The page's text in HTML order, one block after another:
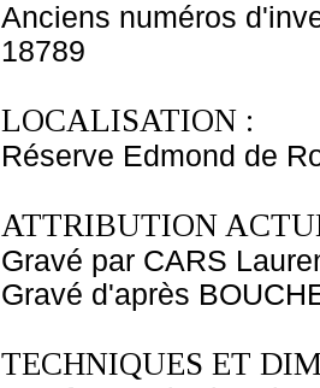
Anciens numéros
18789
LOCALISATION :
Réserve Edmond de
ATTRIBUTION
Gravé par CARS
Gravé d'après
TECHNIQUES ET